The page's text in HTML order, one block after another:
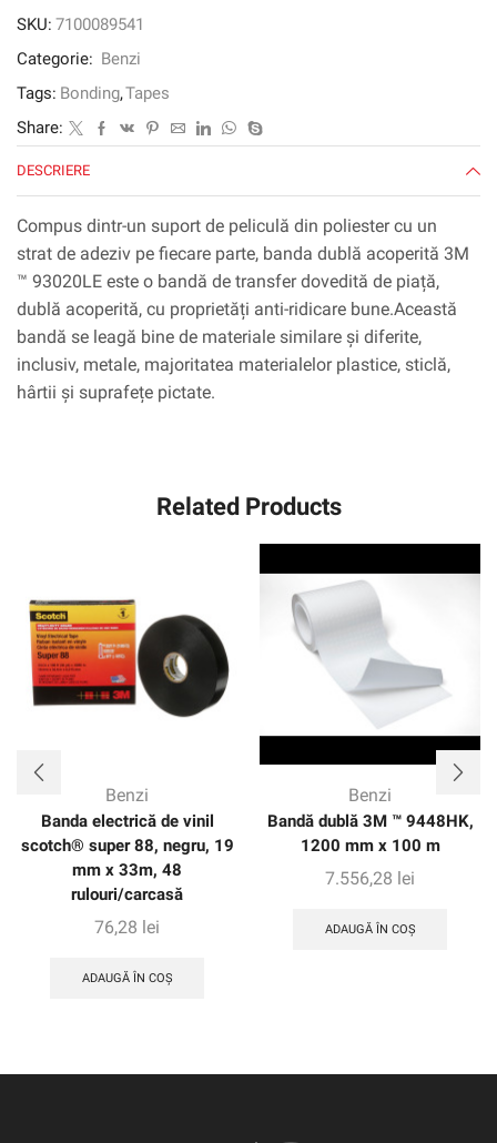
mm
SKU: 7100089541
Categorie: Benzi
Tags: Bonding,Tapes
Share:
DESCRIERE
Compus dintr-un suport de peliculă din poliester cu un
strat de adeziv pe fiecare parte, banda dublă acoperită 3M
™ 93020LE este o bandă de transfer dovedită de piață,
dublă acoperită, cu proprietăți anti-ridicare bune.Această
bandă se leagă bine de materiale similare și diferite,
inclusiv, metale, majoritatea materialelor plastice, sticlă,
hârtii și suprafețe pictate.
Related Products
Benzi
Banda electrică de vinil
scotch® super 88, negru, 19
mm x 33m, 48
rulouri/carcasă
76,28 lei
ADAUGĂ ÎN COȘ
Benzi
Bandă dublă 3M ™ 9448HK,
1200 mm x 100 m
7.556,28 lei
ADAUGĂ ÎN COȘ